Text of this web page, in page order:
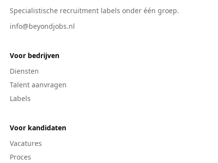
Specialistische recruitment labels onder één groep.
info@beyondjobs.nl
Voor bedrijven
Diensten
Talent aanvragen
Labels
Voor kandidaten
Vacatures
Proces